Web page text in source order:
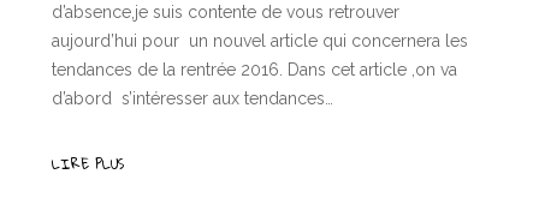
d’absence,je suis contente de vous retrouver
aujourd’hui pour un nouvel article qui concernera les
tendances de la rentrée 2016. Dans cet article ,on va
d’abord s’intéresser aux tendances…
LIRE PLUS